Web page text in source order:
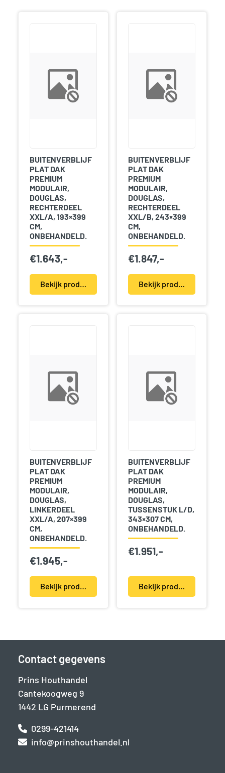
BUITENVERBLIJF
PLAT DAK
PREMIUM
MODULAIR,
DOUGLAS,
RECHTERDEEL
XXL/A, 193×399
CM,
ONBEHANDELD.
€1.643,-
Bekijk product(en)
BUITENVERBLIJF
PLAT DAK
PREMIUM
MODULAIR,
DOUGLAS,
RECHTERDEEL
XXL/B, 243×399
CM,
ONBEHANDELD.
€1.847,-
Bekijk product(en)
BUITENVERBLIJF
PLAT DAK
PREMIUM
MODULAIR,
DOUGLAS,
LINKERDEEL
XXL/A, 207×399
CM,
ONBEHANDELD.
€1.945,-
Bekijk product(en)
BUITENVERBLIJF
PLAT DAK
PREMIUM
MODULAIR,
DOUGLAS,
TUSSENSTUK L/D,
343×307 CM,
ONBEHANDELD.
€1.951,-
Bekijk product(en)
Contact gegevens
Prins Houthandel
Cantekoogweg 9
1442 LG Purmerend
0299-421414
info@prinshouthandel.nl